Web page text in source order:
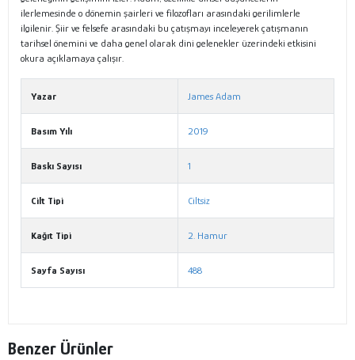
ilerlemesinde o dönemin şairleri ve filozofları arasındaki gerilimlerle
ilgilenir. Şiir ve felsefe arasındaki bu çatışmayı inceleyerek çatışmanın
tarihsel önemini ve daha genel olarak dini gelenekler üzerindeki etkisini
okura açıklamaya çalışır.
Yazar James Adam
Basım Yılı 2019
Baskı Sayısı 1
Cilt Tipi Ciltsiz
Kağıt Tipi 2. Hamur
Sayfa Sayısı 488
Benzer Ürünler